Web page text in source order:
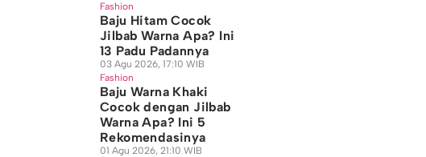
Fashion
Baju Hitam Cocok
Jilbab Warna Apa? Ini
13 Padu Padannya
03 Agu 2026, 17:10 WIB
Fashion
Baju Warna Khaki
Cocok dengan Jilbab
Warna Apa? Ini 5
Rekomendasinya
01 Agu 2026, 21:10 WIB